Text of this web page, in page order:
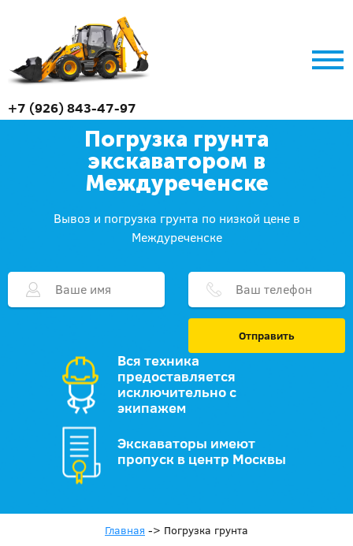
+7 (926) 843-47-97
Погрузка грунта
экскаватором в
Междуреченске
Вывоз и погрузка грунта по низкой цене в
Междуреченске
Отправить
Вся техника
предоставляется
исключительно с
экипажем
Экскаваторы имеют
пропуск в центр Москвы
Главная -> Погрузка грунта